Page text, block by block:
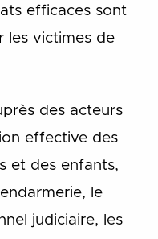
efficaces sont
les victimes de
des acteurs
effective des
et des enfants,
le
judiciaire, les